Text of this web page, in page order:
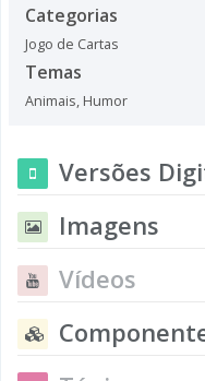
Categorias
Jogo de Cartas
Temas
Animais, Humor
Versões
Imagens
Vídeos